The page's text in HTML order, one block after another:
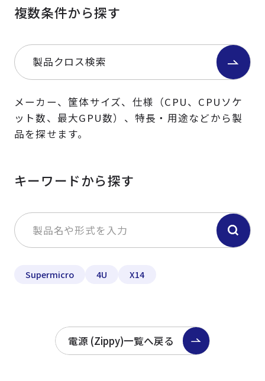
複数条件から探す
製品クロス検索
メーカー、筐体サイズ、仕様（CPU、CPUソケ
ット数、最大GPU数）、特長・用途などから製
品を探せます。
キーワードから探す
Supermicro 4U X14
電源 (Zippy)一覧へ戻る